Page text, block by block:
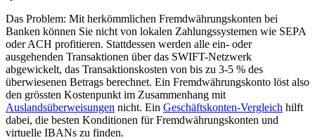
Das Problem: Mit herkömmlichen Fremdwährungskonten bei
Banken können Sie nicht von lokalen Zahlungssystemen wie SEPA
oder ACH profitieren. Stattdessen werden alle ein- oder
ausgehenden Transaktionen über das SWIFT-Netzwerk
abgewickelt, das Transaktionskosten von bis zu 3-5 % des
überwiesenen Betrags berechnet. Ein Fremdwährungskonto löst also
den grössten Kostenpunkt im Zusammenhang mit
Auslandsüberweisungen nicht. Ein Geschäftskonten-Vergleich hilft
dabei, die besten Konditionen für Fremdwährungskonten und
virtuelle IBANs zu finden.